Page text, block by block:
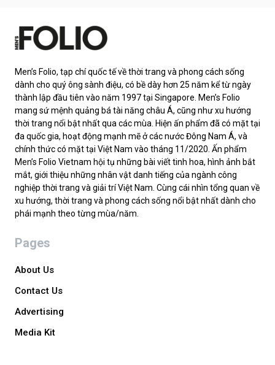
Men’s Folio, tạp chí quốc tế về thời trang và phong cách sống
dành cho quý ông sành điệu, có bề dày hơn 25 năm kể từ ngày
thành lập đầu tiên vào năm 1997 tại Singapore. Men’s Folio
mang sứ mệnh quảng bá tài năng châu Á, cũng như xu hướng
thời trang nổi bật nhất qua các mùa. Hiện ấn phẩm đã có mặt tại
đa quốc gia, hoạt động mạnh mẽ ở các nước Đông Nam Á, và
chính thức có mặt tại Việt Nam vào tháng 11/2020. Ấn phẩm
Men’s Folio Vietnam hội tụ những bài viết tinh hoa, hình ảnh bắt
mắt, giới thiệu những nhân vật danh tiếng của ngành công
nghiệp thời trang và giải trí Việt Nam. Cùng cái nhìn tổng quan về
xu hướng, thời trang và phong cách sống nổi bật nhất dành cho
phái mạnh theo từng mùa/năm.
Pages
About Us
Contact Us
Advertising
Media Kit